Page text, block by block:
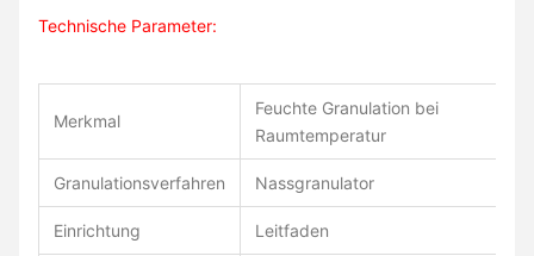
Technische Parameter:
Merkmal
Feuchte Granulation bei
Raumtemperatur
Granulationsverfahren Nassgranulator
Einrichtung Leitfaden